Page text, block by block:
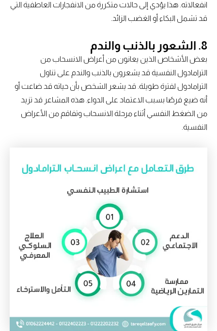
انفعالاته. هذا يؤدي إلى حالات متكررة من الانفجارات العاطفية التي
قد تشمل البكاء أو الغضب الزائد.
8. الشعور بالذنب والندم
بعض الأشخاص الذين يعانون من أعراض الانسحاب من
الترامادول النفسية قد يشعرون بالذنب والندم على تناول
الترامادول لفترة طويلة. قد يشعر الشخص بأن حياته قد ضاعت أو
أنه ضيع فرصًا بسبب الاعتماد على الدواء. هذه المشاعر قد تزيد
من الضغط النفسي أثناء مرحلة الانسحاب وتفاقم من الأعراض
النفسية.